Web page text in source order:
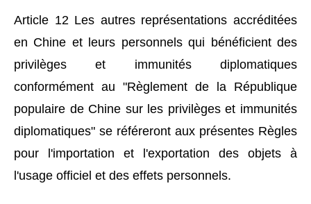
Article 12 Les autres représentations accréditées
en Chine et leurs personnels qui bénéficient des
privilèges et immunités diplomatiques
conformément au "Règlement de la République
populaire de Chine sur les privilèges et immunités
diplomatiques" se référeront aux présentes Règles
pour l'importation et l'exportation des objets à
l'usage officiel et des effets personnels.